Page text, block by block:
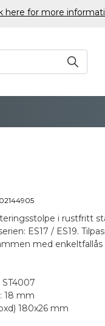
i rustfritt
ES17 / ES19.
med
ST4007
18 mm
180x26 mm
here for more